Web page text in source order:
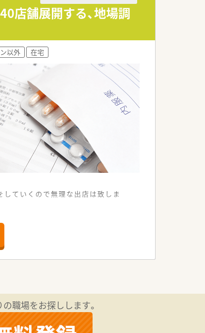
店舗展開する、地場調
以外 在宅
ていくので無理な出店は致しま
職場をお探しします。